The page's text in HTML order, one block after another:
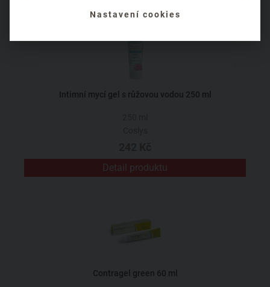
Intimní mycí gel s růžovou vodou 250 ml
Detail produktu
Contragel green 60 ml
Nastavení cookies